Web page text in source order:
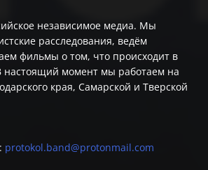
независимое медиа. Мы
расследования, ведём
фильмы о том, что происходит в
настоящий момент мы работаем на
края, Самарской и Тверской
protokol.band@protonmail.com